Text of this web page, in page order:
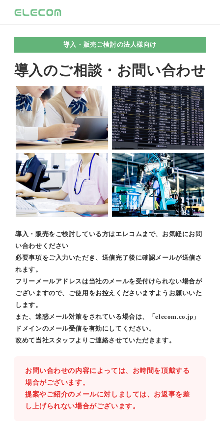
導入・販売ご検討の法人様向け
導入のご相談・お問い合わせ
導入・販売をご検討している方はエレコムまで、お気軽にお問
い合わせください
必要事項をご入力いただき、送信完了後に確認メールが送信さ
れます。
フリーメールアドレスは当社のメールを受付けられない場合が
ございますので、ご使用をお控えくださいますようお願いいた
します。
また、迷惑メール対策をされている場合は、「elecom.co.jp」
ドメインのメール受信を有効にしてください。
改めて当社スタッフよりご連絡させていただきます。
お問い合わせの内容によっては、お時間を頂戴する
場合がございます。
提案やご紹介のメールに対しましては、お返事を差
し上げられない場合がございます。